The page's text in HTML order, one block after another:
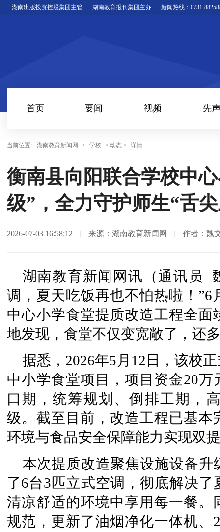
湖南出版投资控股集团主管 湖南教育报刊集团主办 新闻热线：0731-
首页 要闻 视频 先声
当前位置: 湖南教育新闻网 > 学校 > 动态 > 详情
衡南县向阳联合学校中
级”，全力守护师生“舌
2026-07-03 16:58:12 来源：湖南教育新闻网 作者：魏
湖南教育新闻网讯（通讯员
调，夏天吃饭再也不怕热啦！
中心小学食堂提质改造工程全
地发现，食堂不仅变宽敞了，还
据悉，2026年5月12日，该校
中小学食堂项目，项目资金20
口期，统筹规划、倒排工期，
级。截至目前，改造工程已基
环境与食品安全保障能力实现双
本次提质改造聚焦设施设备
了6台3匹立式空调，彻底解决
清凉舒适的环境中享用每一餐
规范，更新了油烟净化一体机、